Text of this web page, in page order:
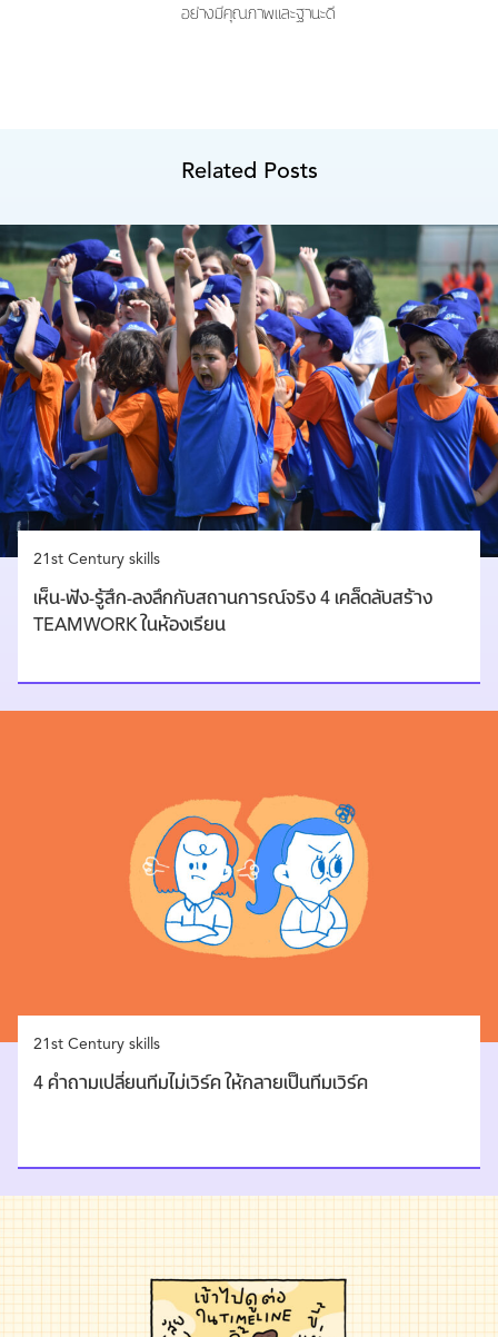
อย่างมีคุณภาพและฐานะดี
Related Posts
21st Century skills
เห็น-ฟัง-รู้สึก-ลงลึกกับสถานการณ์จริง 4 เคล็ดลับสร้าง
TEAMWORK ในห้องเรียน
21st Century skills
4 คำถามเปลี่ยนทีมไม่เวิร์ค ให้กลายเป็นทีมเวิร์ค